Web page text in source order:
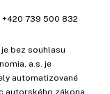
+420 739 500 832
bez souhlasu
a.s. je
automatizované
autorského zákona.